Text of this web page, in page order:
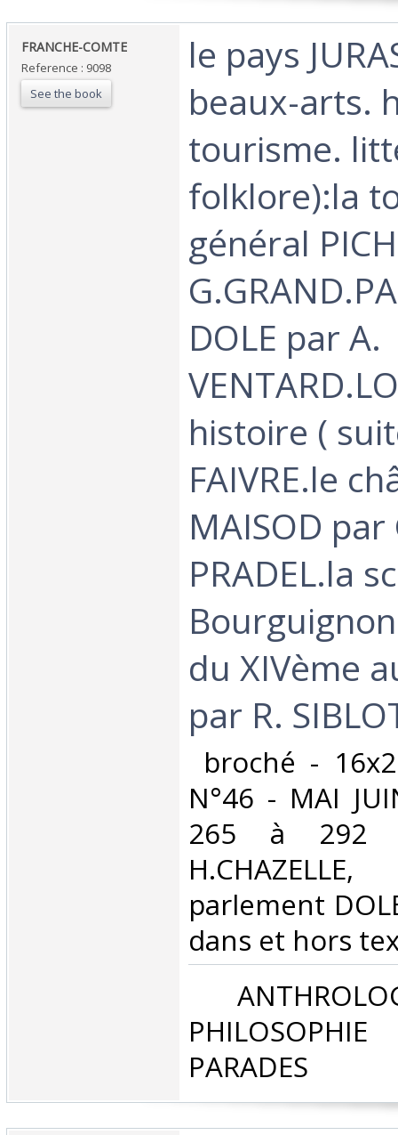
‎FRANCHE-COMTE‎
Reference : 9098
See the book
‎le pays
beaux-arts.
tourisme.
folklore):la
général
DOLE par A.
histoire (
FAIVRE.le
MAISOD par
PRADEL.la
du XIVème
par R.
broché -
N°46 - MAI
265 à 292
parlement
dans et hors
PHILOSOPHIE
PARADES‎